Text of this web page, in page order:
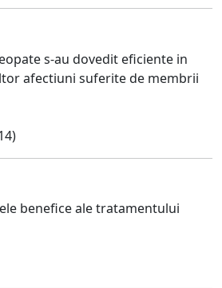
s-au dovedit eficiente in
afectiuni suferite de membrii
benefice ale tratamentului